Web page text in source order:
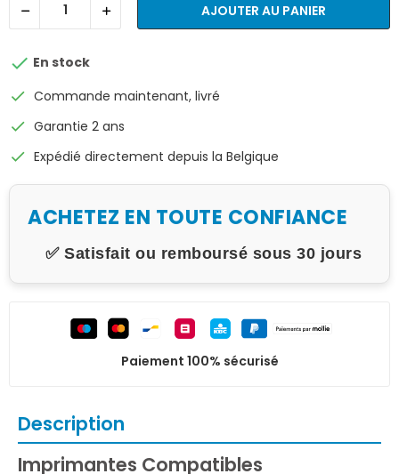
AJOUTER AU PANIER
 En stock
check Commande maintenant, livré
check Garantie 2 ans
check Expédié directement depuis la Belgique
ACHETEZ EN TOUTE CONFIANCE
✅ Satisfait ou remboursé sous 30 jours
Paiement 100% sécurisé
Description
Imprimantes Compatibles